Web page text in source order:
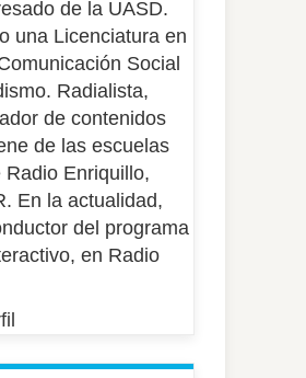
de la UASD.
una Licenciatura en
Social
Radialista,
de contenidos
de las escuelas
Enriquillo,
En la actualidad,
del programa
en Radio